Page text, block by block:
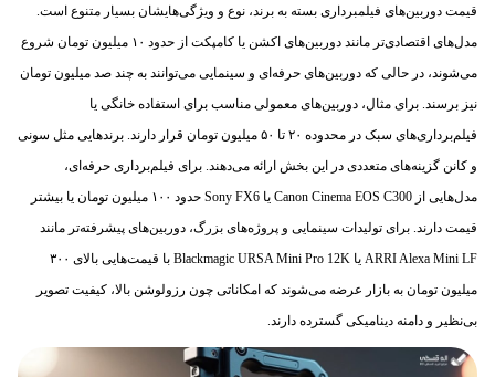
قیمت دوربین‌های فیلمبرداری بسته به برند، نوع و ویژگی‌هایشان بسیار متنوع است.
مدل‌های اقتصادی‌تر مانند دوربین‌های اکشن یا کامپکت از حدود ۱۰ میلیون تومان شروع
می‌شوند، در حالی که دوربین‌های حرفه‌ای و سینمایی می‌توانند به چند صد میلیون تومان
نیز برسند. برای مثال، دوربین‌های معمولی مناسب برای استفاده خانگی یا
فیلم‌برداری‌های سبک در محدوده ۲۰ تا ۵۰ میلیون تومان قرار دارند. برندهایی مثل سونی
و کانن گزینه‌های متعددی در این بخش ارائه می‌دهند. برای فیلم‌برداری حرفه‌ای،
مدل‌هایی از Canon Cinema EOS C300 یا Sony FX6 حدود ۱۰۰ میلیون تومان یا بیشتر
قیمت دارند. برای تولیدات سینمایی و پروژه‌های بزرگ، دوربین‌های پیشرفته‌تر مانند
ARRI Alexa Mini LF یا Blackmagic URSA Mini Pro 12K با قیمت‌هایی بالای ۳۰۰
میلیون تومان به بازار عرضه می‌شوند که امکاناتی چون رزولوشن بالا، کیفیت تصویر
بی‌نظیر و دامنه دینامیکی گسترده دارند.